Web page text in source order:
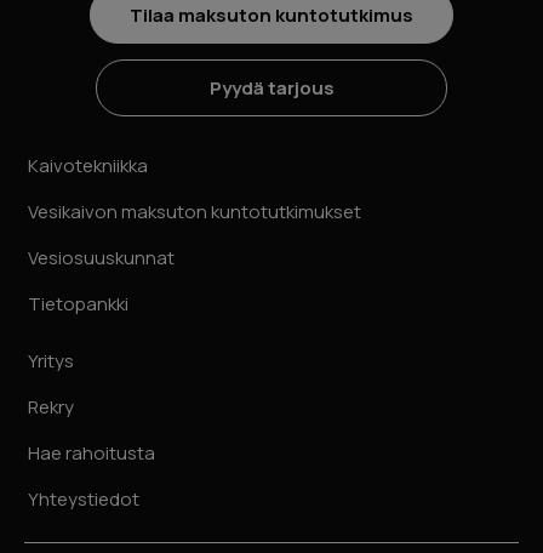
Tilaa maksuton kuntotutkimus
Pyydä tarjous
Kaivotekniikka
Vesikaivon maksuton kuntotutkimukset
Vesiosuuskunnat
Tietopankki
Yritys
Rekry
Hae rahoitusta
Yhteystiedot